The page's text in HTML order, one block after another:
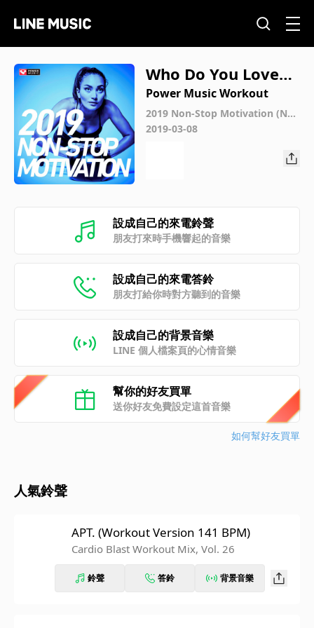
Who Do You Love
(Workout Remix 13
0 BPM)
Power Music Workout
2019 Non-Stop Motivation (Non
-Stop Workout Mix 130 BPM)
2019-03-08
設成自己的來電鈴聲
朋友打來時手機響起的音樂
設成自己的來電答鈴
朋友打給你時對方聽到的音樂
設成自己的背景音樂
LINE 個人檔案頁的心情音樂
幫你的好友買單
送你好友免費設定這首音樂
如何幫好友買單
人氣鈴聲
APT. (Workout Version 141 BPM)
Cardio Blast Workout Mix, Vol. 26
鈴聲 答鈴 背景音樂